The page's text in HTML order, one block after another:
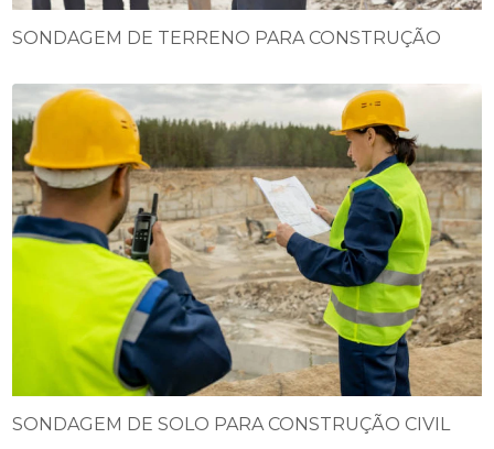
SONDAGEM DE TERRENO PARA CONSTRUÇÃO
SONDAGEM DE SOLO PARA CONSTRUÇÃO CIVIL